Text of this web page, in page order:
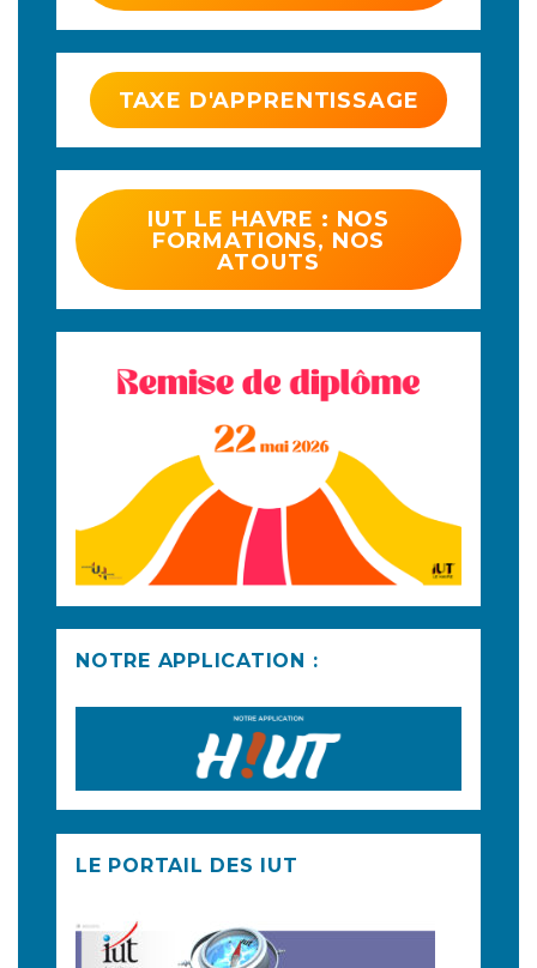
TAXE D'APPRENTISSAGE
IUT LE HAVRE : NOS
FORMATIONS, NOS
ATOUTS
NOTRE APPLICATION :
LE PORTAIL DES IUT